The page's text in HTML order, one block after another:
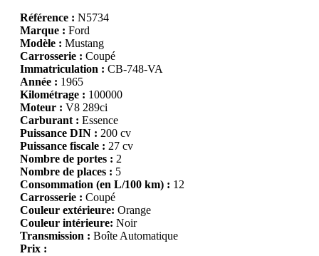
Référence : N5734
Marque : Ford
Modèle : Mustang
Carrosserie : Coupé
Immatriculation : CB-748-VA
Année : 1965
Kilométrage : 100000
Moteur : V8 289ci
Carburant : Essence
Puissance DIN : 200 cv
Puissance fiscale : 27 cv
Nombre de portes : 2
Nombre de places : 5
Consommation (en L/100 km) : 12
Carrosserie : Coupé
Couleur extérieure: Orange
Couleur intérieure: Noir
Transmission : Boîte Automatique
Prix :